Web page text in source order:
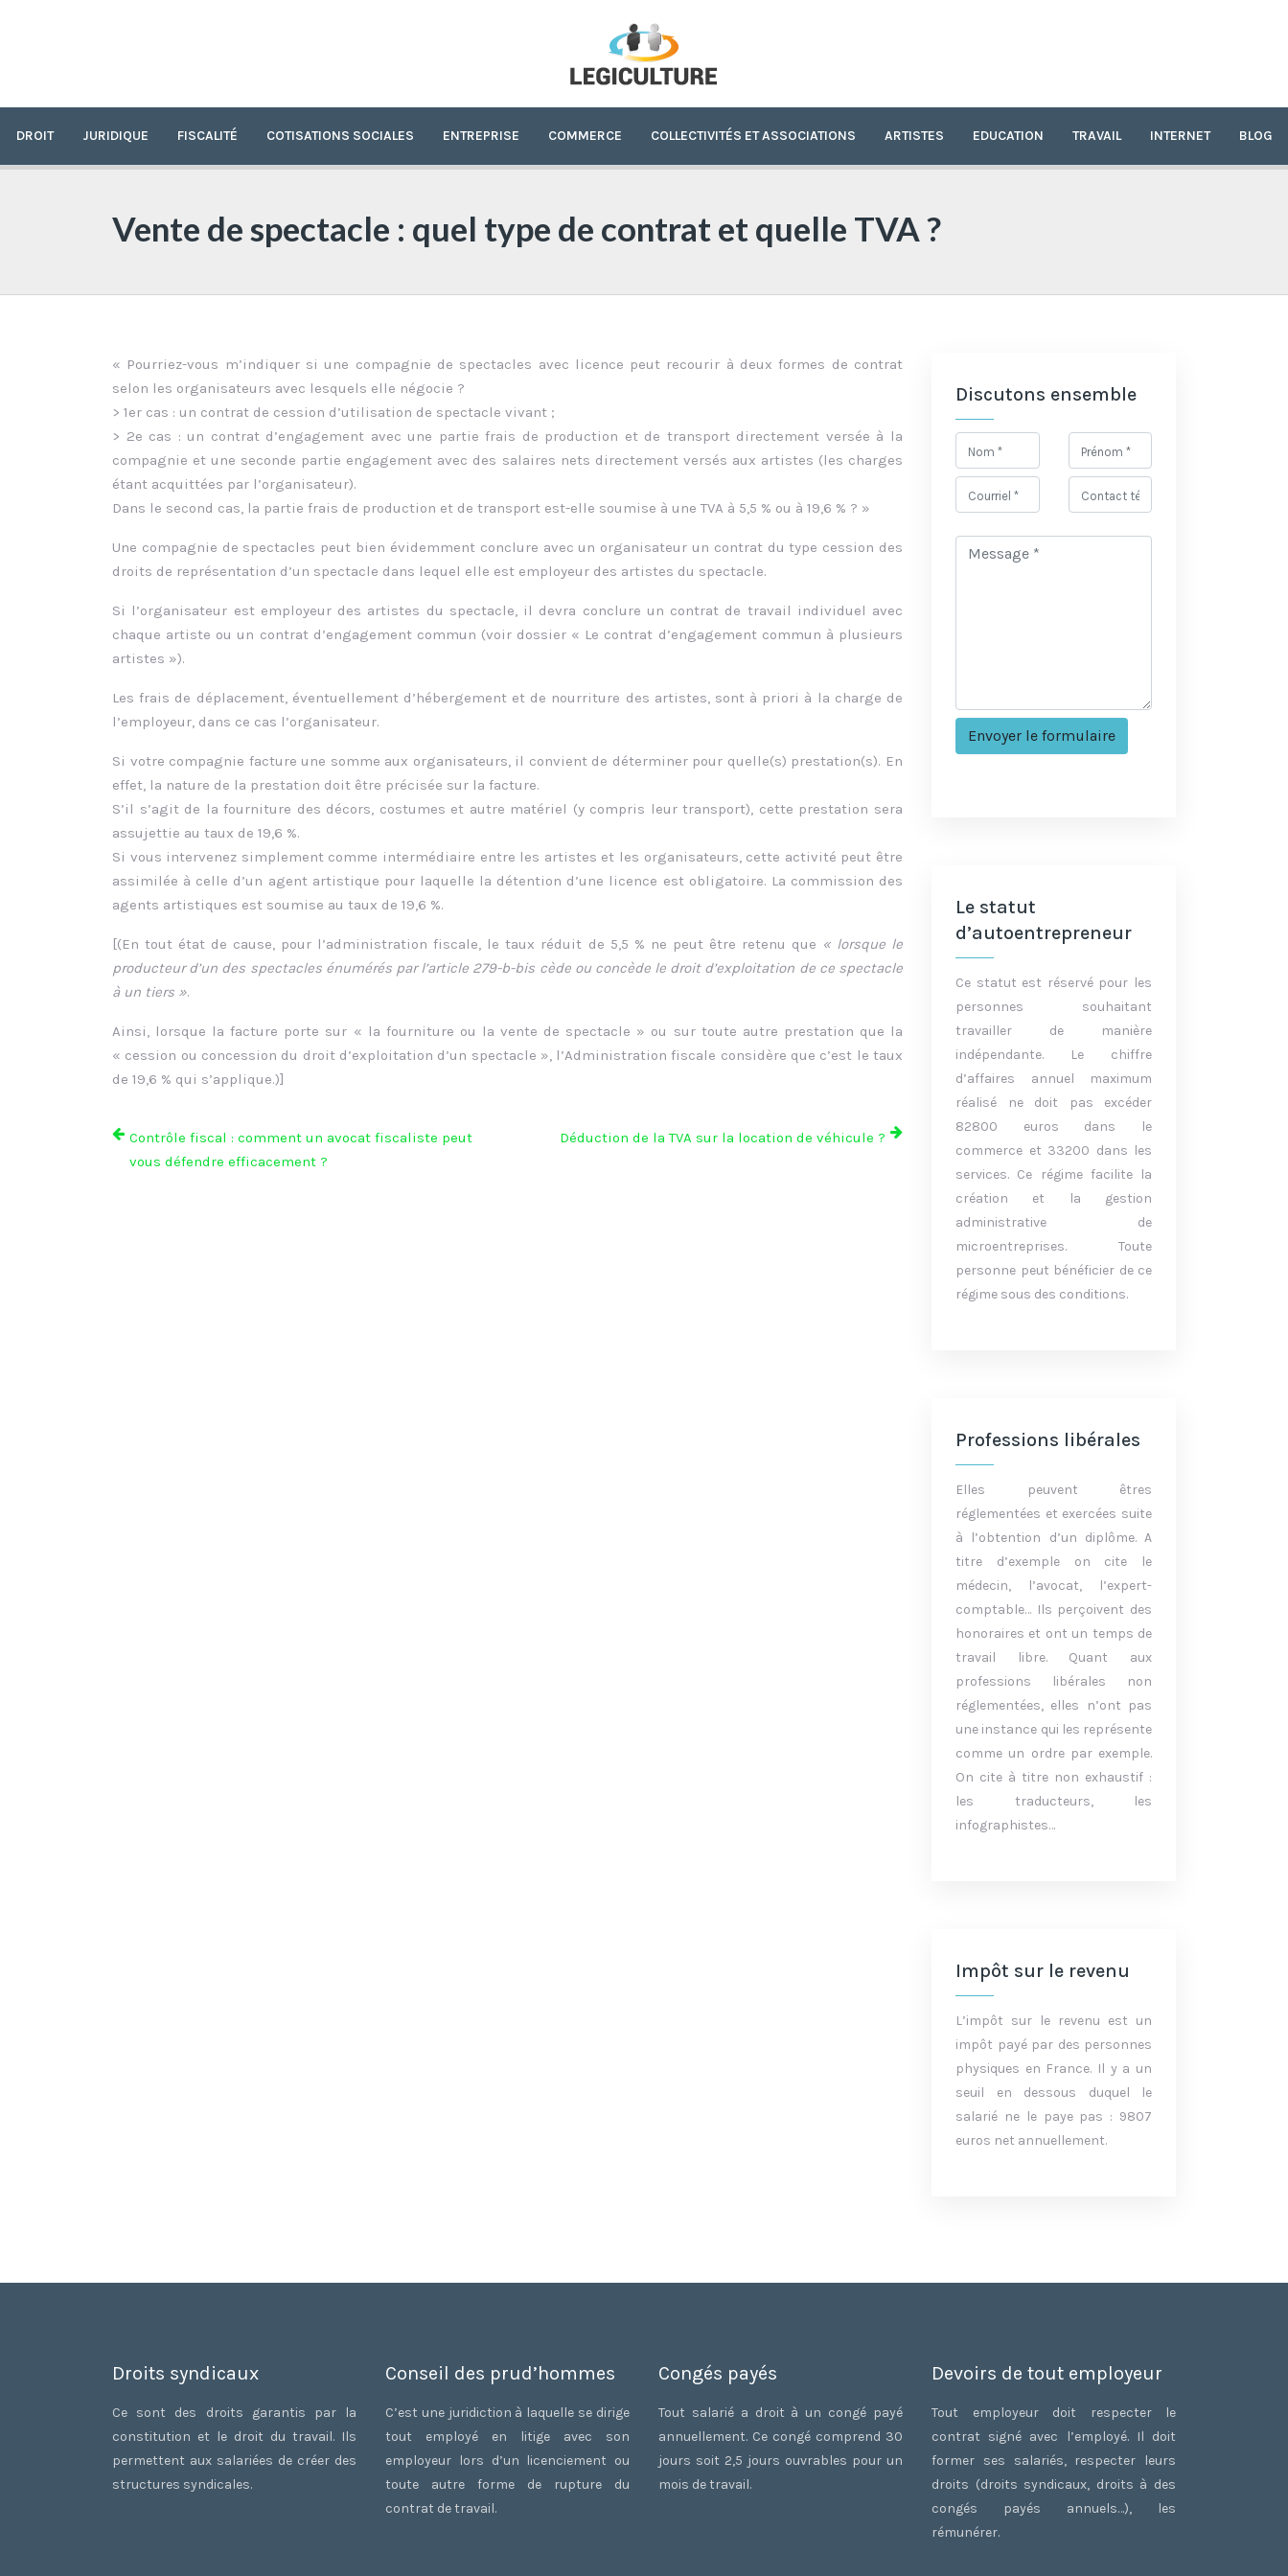
DROIT JURIDIQUE FISCALITÉ COTISATIONS SOCIALES ENTREPRISE COMMERCE COLLECTIVITÉS ET ASSOCIATIONS ARTISTES EDUCATION TRAVAIL INTERNET BLOG
Vente de spectacle : quel type de contrat et quelle TVA ?
« Pourriez-vous m’indiquer si une compagnie de spectacles avec licence peut recourir à deux formes de contrat
selon les organisateurs avec lesquels elle négocie ?
> 1er cas : un contrat de cession d’utilisation de spectacle vivant ;
> 2e cas : un contrat d’engagement avec une partie frais de production et de transport directement versée à la
compagnie et une seconde partie engagement avec des salaires nets directement versés aux artistes (les charges
étant acquittées par l’organisateur).
Dans le second cas, la partie frais de production et de transport est-elle soumise à une TVA à 5,5 % ou à 19,6 % ? »
Une compagnie de spectacles peut bien évidemment conclure avec un organisateur un contrat du type cession des
droits de représentation d’un spectacle dans lequel elle est employeur des artistes du spectacle.
Si l’organisateur est employeur des artistes du spectacle, il devra conclure un contrat de travail individuel avec
chaque artiste ou un contrat d’engagement commun (voir dossier « Le contrat d’engagement commun à plusieurs
artistes »).
Les frais de déplacement, éventuellement d’hébergement et de nourriture des artistes, sont à priori à la charge de
l’employeur, dans ce cas l’organisateur.
Si votre compagnie facture une somme aux organisateurs, il convient de déterminer pour quelle(s) prestation(s). En
effet, la nature de la prestation doit être précisée sur la facture.
S’il s’agit de la fourniture des décors, costumes et autre matériel (y compris leur transport), cette prestation sera
assujettie au taux de 19,6 %.
Si vous intervenez simplement comme intermédiaire entre les artistes et les organisateurs, cette activité peut être
assimilée à celle d’un agent artistique pour laquelle la détention d’une licence est obligatoire. La commission des
agents artistiques est soumise au taux de 19,6 %.
[(En tout état de cause, pour l’administration fiscale, le taux réduit de 5,5 % ne peut être retenu que « lorsque le
producteur d’un des spectacles énumérés par l’article 279-b-bis cède ou concède le droit d’exploitation de ce spectacle
à un tiers ».
Ainsi, lorsque la facture porte sur « la fourniture ou la vente de spectacle » ou sur toute autre prestation que la
« cession ou concession du droit d’exploitation d’un spectacle », l’Administration fiscale considère que c’est le taux
de 19,6 % qui s’applique.)]
Contrôle fiscal : comment un avocat fiscaliste peut
vous défendre efficacement ?
Déduction de la TVA sur la location de véhicule ?
Discutons ensemble
Le statut
d’autoentrepreneur
Ce statut est réservé pour les
personnes souhaitant
travailler de manière
indépendante. Le chiffre
d’affaires annuel maximum
réalisé ne doit pas excéder
82800 euros dans le
commerce et 33200 dans les
services. Ce régime facilite la
création et la gestion
administrative de
microentreprises. Toute
personne peut bénéficier de ce
régime sous des conditions.
Professions libérales
Elles peuvent êtres
réglementées et exercées suite
à l’obtention d’un diplôme. A
titre d’exemple on cite le
médecin, l’avocat, l’expert-
comptable… Ils perçoivent des
honoraires et ont un temps de
travail libre. Quant aux
professions libérales non
réglementées, elles n’ont pas
une instance qui les représente
comme un ordre par exemple.
On cite à titre non exhaustif :
les traducteurs, les
infographistes…
Impôt sur le revenu
L’impôt sur le revenu est un
impôt payé par des personnes
physiques en France. Il y a un
seuil en dessous duquel le
salarié ne le paye pas : 9807
euros net annuellement.
Droits syndicaux
Ce sont des droits garantis par la
constitution et le droit du travail. Ils
permettent aux salariées de créer des
structures syndicales.
Conseil des prud’hommes
C’est une juridiction à laquelle se dirige
tout employé en litige avec son
employeur lors d’un licenciement ou
toute autre forme de rupture du
contrat de travail.
Congés payés
Tout salarié a droit à un congé payé
annuellement. Ce congé comprend 30
jours soit 2,5 jours ouvrables pour un
mois de travail.
Devoirs de tout employeur
Tout employeur doit respecter le
contrat signé avec l’employé. Il doit
former ses salariés, respecter leurs
droits (droits syndicaux, droits à des
congés payés annuels…), les
rémunérer.